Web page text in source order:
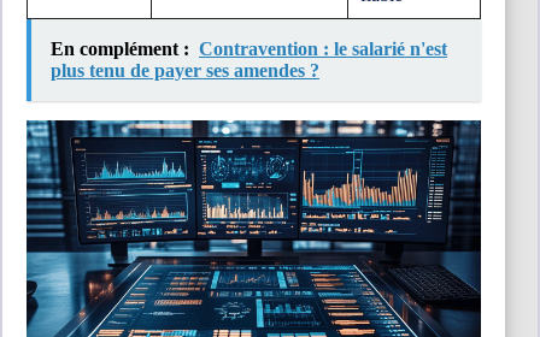
En complément : Contravention : le salarié n'est
plus tenu de payer ses amendes​ ?